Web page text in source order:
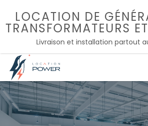
contenu
LOCATION DE
TRANSFORMATEURS
Livraison et installation partout
;